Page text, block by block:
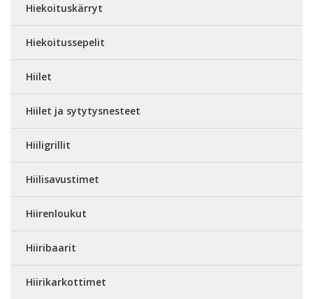
Hiekoituskärryt
Hiekoitussepelit
Hiilet
Hiilet ja sytytysnesteet
Hiiligrillit
Hiilisavustimet
Hiirenloukut
Hiiribaarit
Hiirikarkottimet